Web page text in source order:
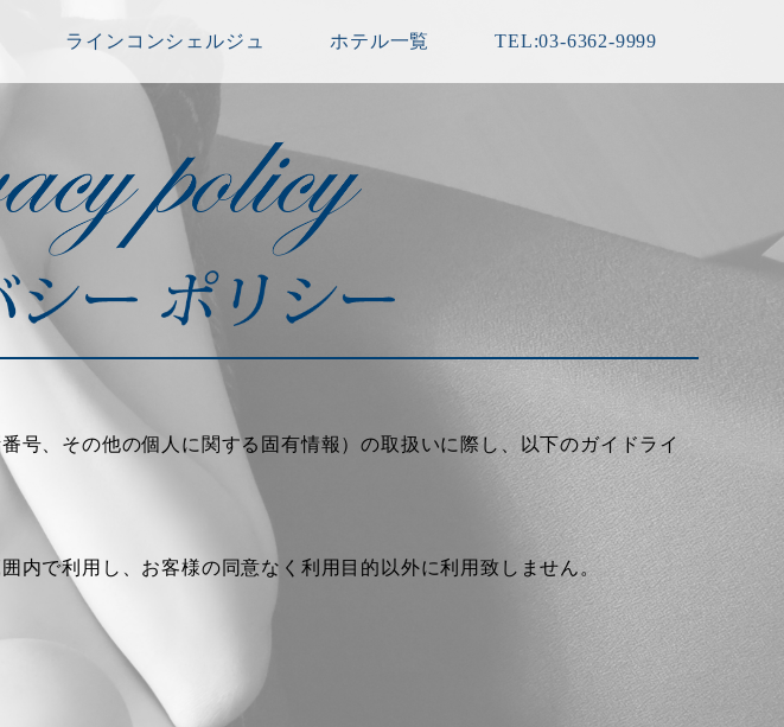
ラインコンシェルジュ ホテル一覧 TEL:03-6362-9999
号、その他の個人に関する固有情報）の取扱いに際し、以下のガイドライ
内で利用し、お客様の同意なく利用目的以外に利用致しません。